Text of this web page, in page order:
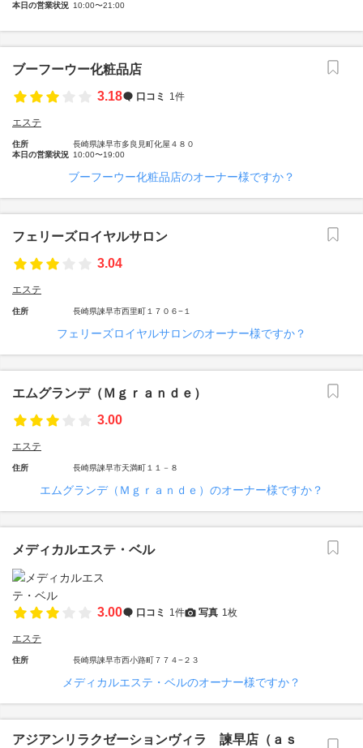
本日の営業状況 10:00〜21:00
ブーフーウー化粧品店
3.18
口コミ 1件
エステ
住所
長崎県諫早市多良見町化屋４８０
本日の営業状況 10:00〜19:00
ブーフーウー化粧品店のオーナー様ですか？
フェリーズロイヤルサロン
3.04
エステ
住所 長崎県諫早市西里町１７０６−１
フェリーズロイヤルサロンのオーナー様ですか？
エムグランデ（Ｍｇｒａｎｄｅ）
3.00
エステ
住所 長崎県諫早市天満町１１－８
エムグランデ（Ｍｇｒａｎｄｅ）のオーナー様ですか？
メディカルエステ・ベル
3.00 口コミ 1件 写真 1枚
エステ
住所 長崎県諫早市西小路町７７４−２３
メディカルエステ・ベルのオーナー様ですか？
アジアンリラクゼーションヴィラ 諫早店（ａｓ